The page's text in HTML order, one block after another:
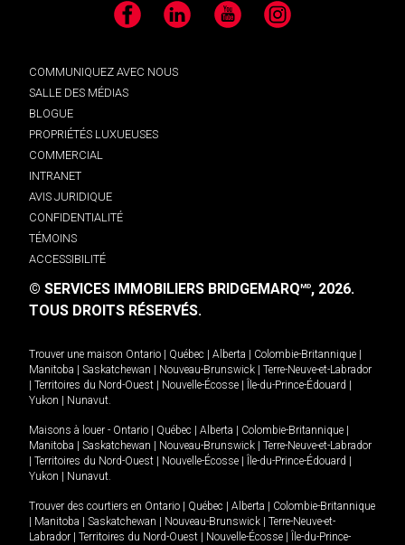
Facebook LinkedIn YouTube Instagram
COMMUNIQUEZ AVEC NOUS
SALLE DES MÉDIAS
BLOGUE
PROPRIÉTÉS LUXUEUSES
COMMERCIAL
INTRANET
AVIS JURIDIQUE
CONFIDENTIALITÉ
TÉMOINS
ACCESSIBILITÉ
© SERVICES IMMOBILIERS BRIDGEMARQMD, 2026.
TOUS DROITS RÉSERVÉS.
Trouver une maison Ontario Québec Alberta Colombie-Britannique
Manitoba
Saskatchewan Nouveau-Brunswick
Terre-Neuve-et-Labrador
Territoires du Nord-Ouest Nouvelle-Écosse Île-du-Prince-Édouard
Yukon
Nunavut.
Maisons à louer - Ontario Québec Alberta Colombie-Britannique
Manitoba
Saskatchewan Nouveau-Brunswick
Terre-Neuve-et-Labrador
Territoires du Nord-Ouest Nouvelle-Écosse Île-du-Prince-Édouard
Yukon
Nunavut.
Trouver des courtiers en Ontario Québec Alberta
Colombie-Britannique
Manitoba Saskatchewan Nouveau-Brunswick
Terre-Neuve-et-
Labrador
Territoires du Nord-Ouest Nouvelle-Écosse
Île-du-Prince-